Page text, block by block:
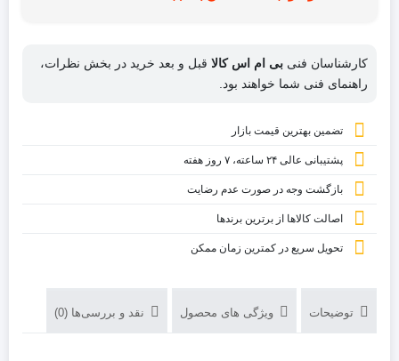
کارشناسان فنی بی ام اس کالا قبل و بعد خرید در بخش نظرات،
راهنمای فنی شما خواهند بود.
تضمین بهترین قیمت بازار
پشتیبانی عالی ۲۴ ساعته، ۷ روز هفته
بازگشت وجه در صورت عدم رضایت
اصالت کالاها از برترین برندها
تحویل سریع در کمترین زمان ممکن
توضیحات ویژگی های محصول نقد و بررسی‌ها (0)